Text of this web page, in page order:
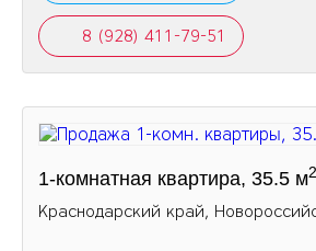
8 (928) 411-79-51
1-комнатная квартира, 35.5 м2
Краснодарский край,